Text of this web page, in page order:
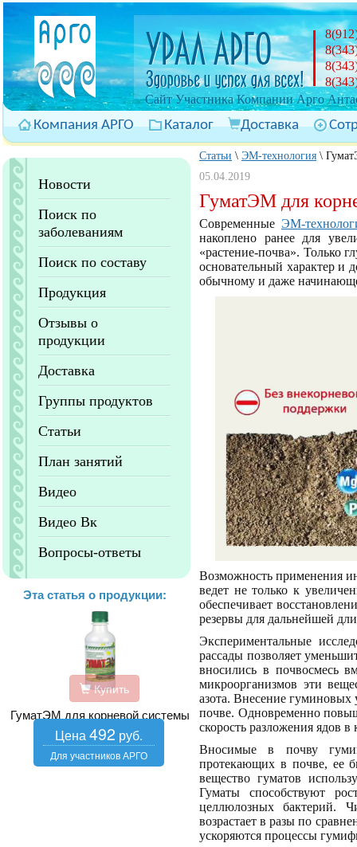
Cайт Участника Компании Арго
Компания АРГО Каталог Доставка
Новости
Поиск по
заболеваниям
Поиск по составу
Продукция
Отзывы о
продукции
Доставка
Группы продуктов
Статьи
План занятий
Видео
Видео Вк
Вопросы-ответы
Эта статья о продукции:
Купить
ГуматЭМ для корневой системы
492
Статьи \ ЭМ-технология \
05.04.2019
ГуматЭМ для
Современные ЭМ-
накоплено ранее для
«растение-почва». Только
основательный характер и
обычному и даже
Возможность применения
ведет не только к
обеспечивает
резервы для дальнейшей
Экспериментальные
рассады позволяет
вносились в почвосмесь
микроорганизмов эти
азота. Внесение гуминовых
почве. Одновременно
скорость разложения ядов в
Вносимые в почву
протекающих в почве, ее
вещество гуматов
Гуматы способствуют
целлюлозных бактерий.
возрастает в разы по
ускоряются процессы